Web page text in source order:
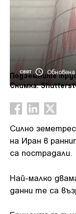
СВЯТ Обновена
Подземните
Снимка:
Силно
на Иран в
са пострадали.
Най-малко
данни те са